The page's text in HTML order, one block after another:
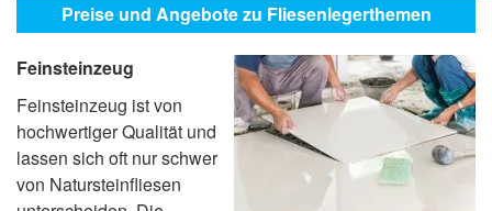
Preise und Angebote zu Fliesenlegerthemen
Feinsteinzeug
Feinsteinzeug ist von
hochwertiger Qualität und
lassen sich oft nur schwer
von Natursteinfliesen